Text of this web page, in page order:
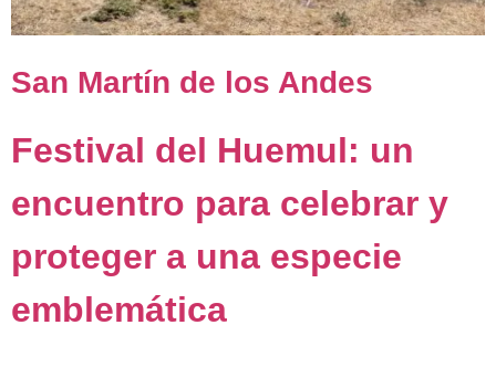
San Martín de los Andes
Festival del Huemul: un
encuentro para celebrar y
proteger a una especie
emblemática